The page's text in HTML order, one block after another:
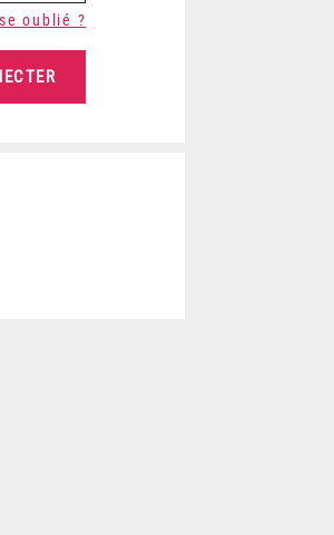
oublié ?